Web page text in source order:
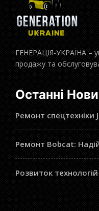
ГЕНЕРАЦІЯ-УКРАЇНА –
продажу та
Останні
Ремонт спецтехніки
Ремонт Bobcat:
Розвиток технологій